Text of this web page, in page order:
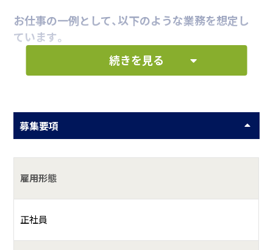
お仕事の一例として、以下のような業務を想定し
ています。
物件調査業務等
何をしている会社？
■事業内容
塗装工事・防水工事・板金工事・大工工事・内外装リフォーム・
続きを見る
募集要項
雇用形態
正社員